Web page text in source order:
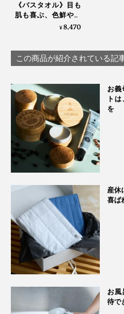
5. ブリティッシュショ
イギリス由来の猫が持つ、美
6. ローズ
香りと生命力に溢れるダマス
写真 ゴールド
《バスタオル》目も
肌も喜ぶ、色鮮やか
なオーガニックタオ
¥8,470
この商品が紹介されている記
お義
ト
を
産休
喜ば
お風
待で